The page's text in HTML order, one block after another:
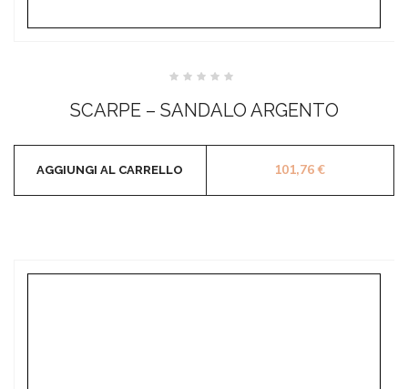
su
5
SCARPE – SANDALO ARGENTO
101,76€
AGGIUNGI AL CARRELLO